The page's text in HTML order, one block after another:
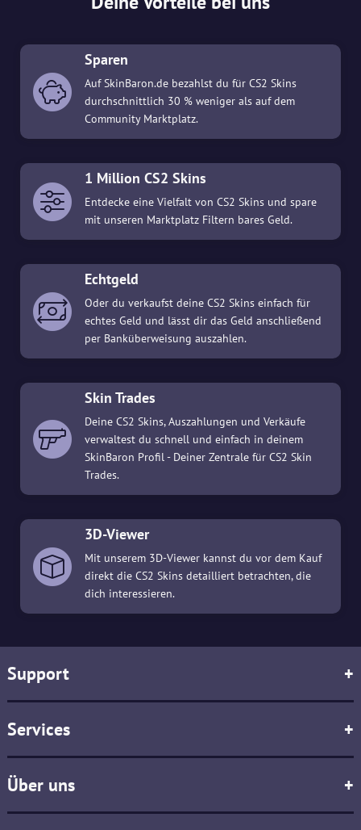
Sparen
Auf SkinBaron.de bezahlst du für CS2 Skins
durchschnittlich 30 % weniger als auf dem
Community Marktplatz.
1 Million CS2 Skins
Entdecke eine Vielfalt von CS2 Skins und spare
mit unseren Marktplatz Filtern bares Geld.
Echtgeld
Oder du verkaufst deine CS2 Skins einfach für
echtes Geld und lässt dir das Geld anschließend
per Banküberweisung auszahlen.
Skin Trades
Deine CS2 Skins, Auszahlungen und Verkäufe
verwaltest du schnell und einfach in deinem
SkinBaron Profil - Deiner Zentrale für CS2 Skin
Trades.
3D-Viewer
Mit unserem 3D-Viewer kannst du vor dem Kauf
direkt die CS2 Skins detailliert betrachten, die
dich interessieren.
Support +
Services +
Über uns +